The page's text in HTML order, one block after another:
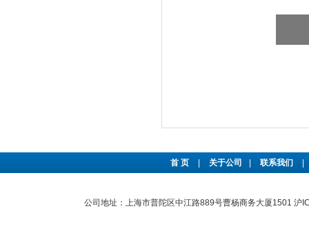
首 页 关于公司 联系我们
公司地址：上海市普陀区中江路889号曹杨商务大厦1501 沪